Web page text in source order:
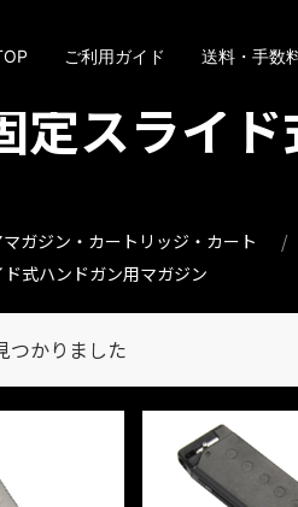
ご利用ガイド 送料・手数
定スライ
マガジン・カートリッジ・カート
式ハンドガン用マガジン
つかりました